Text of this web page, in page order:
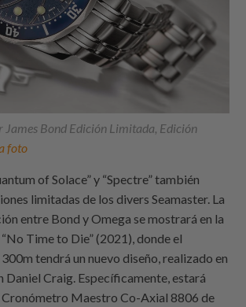
James Bond Edición Limitada, Edición
foto
of Solace” y “Spectre” también
limitadas de los divers Seamaster. La
entre Bond y Omega se mostrará en la
Time to Die” (2021), donde el
tendrá un nuevo diseño, realizado en
Craig. Específicamente, estará
Cronómetro Maestro Co-Axial 8806 de